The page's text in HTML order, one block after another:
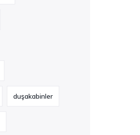
duşakabinler